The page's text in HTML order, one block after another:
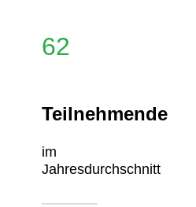
62
Teilnehmende
im
Jahresdurchschnitt